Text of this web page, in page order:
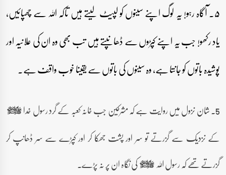
۵۔ آگاہ رہو! یہ لوگ اپنے سینوں کو لپیٹ لیتے ہیں تاکہ اللہ سے چھپائیں،
یاد رکھو! جب یہ اپنے کپڑوں سے ڈھانپتے ہیں تب بھی وہ ان کی علانیہ اور
پوشیدہ باتوں کو جانتا ہے، وہ سینوں کی باتوں سے یقینا خوب واقف ہے۔
5۔ شان نزول میں روایت ہے کہ مشرکین جب خانہ کعبہ کے گرد رسول خدا صلى‌الله‌عليه‌وآله‌وسلم
کے نزدیک سے گزرتے تو سر اور پشت جھکا کر اور کپڑے سے سر ڈھانپ کر
گزرتے تھے کہ رسول اللہصلى‌الله‌عليه‌وآله‌وسلمکی نگاہ ان پر نہ پڑے۔